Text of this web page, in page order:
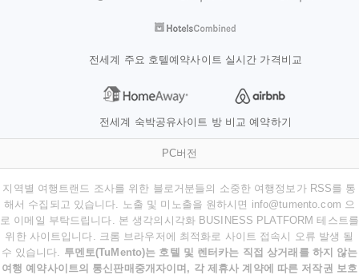
전세계 주요 호텔예약사이트 실시간 가격비교
전세계 숙박공유사이트 방 비교 예약하기
PC버전
지역별 여행트랜드 조사를 위한 블로거분들의 소중한 여행정보가 RSS를 통
해서 수집되고 있습니다. 노출 및 미노출을 원하시면 info@tumento.com 으
로 이메일 부탁드립니다. 본 생각의시각화 BUSINESS PLATFORM 테스트를
위한 사이트입니다. 크롬 브라우저에 최적화로 사이트 접속시 오류 발생 될
수 있습니다. 투멘토(TuMento)는 호텔 및 렌터카는 직접 상거래를 하지 않는
여행 예약사이트의 통신판매중개자이며, 각 제휴사 계약에 따른 저작권 보호